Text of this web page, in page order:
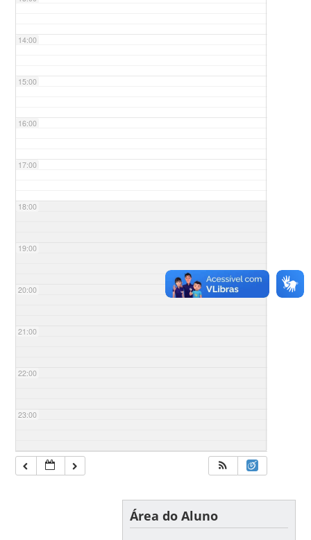
14:00
15:00
16:00
17:00
18:00
19:00
20:00
21:00
22:00
23:00
Área do Aluno